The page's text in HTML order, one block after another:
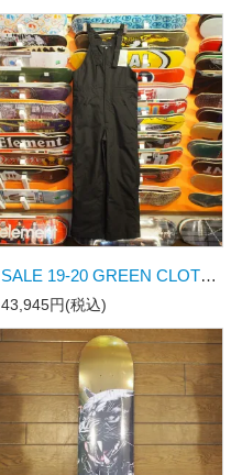
SALE 19-20 GREEN CLOTHING BIB PANTS BLACK/D.PURPLE Mサイズ
43,945円(税込)